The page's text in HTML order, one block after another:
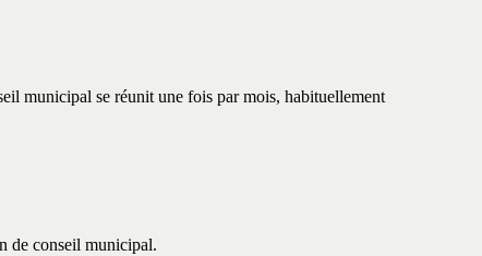
municipal se réunit une fois par mois, habituellement
de conseil municipal.